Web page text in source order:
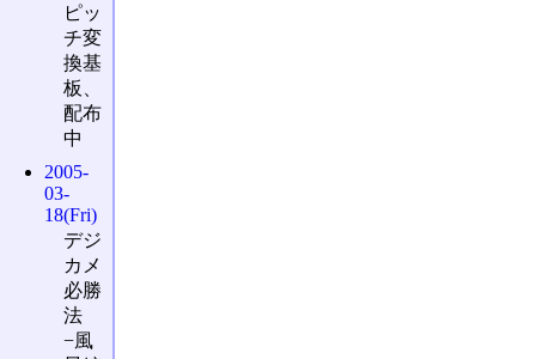
ピッ
チ変
換基
板、
配布
中
2005-
03-
18(Fri)
デジ
カメ
必勝
法
−風